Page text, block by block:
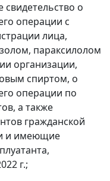
о
операции с
лица,
параксилолом
организации,
спиртом, о
операции по
а также
гражданской
и имеющие
г.;